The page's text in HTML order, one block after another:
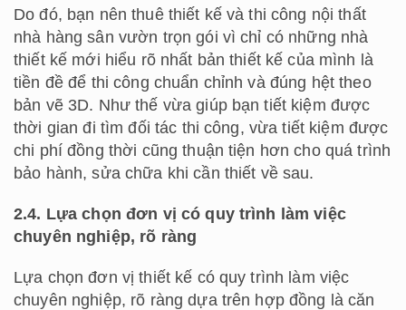
Do đó, bạn nên thuê thiết kế và thi công nội thất
nhà hàng sân vườn trọn gói vì chỉ có những nhà
thiết kế mới hiểu rõ nhất bản thiết kế của mình là
tiền đề để thi công chuẩn chỉnh và đúng hệt theo
bản vẽ 3D. Như thế vừa giúp bạn tiết kiệm được
thời gian đi tìm đối tác thi công, vừa tiết kiệm được
chi phí đồng thời cũng thuận tiện hơn cho quá trình
bảo hành, sửa chữa khi cần thiết về sau.
2.4. Lựa chọn đơn vị có quy trình làm việc
chuyên nghiệp, rõ ràng
Lựa chọn đơn vị thiết kế có quy trình làm việc
chuyên nghiệp, rõ ràng dựa trên hợp đồng là căn